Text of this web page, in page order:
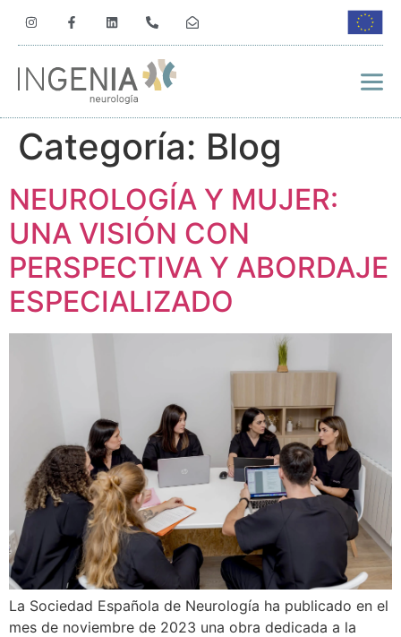
Categoría: Blog
NEUROLOGÍA Y MUJER:
UNA VISIÓN CON
PERSPECTIVA Y ABORDAJE
ESPECIALIZADO
La Sociedad Española de Neurología ha publicado en el
mes de noviembre de 2023 una obra dedicada a la